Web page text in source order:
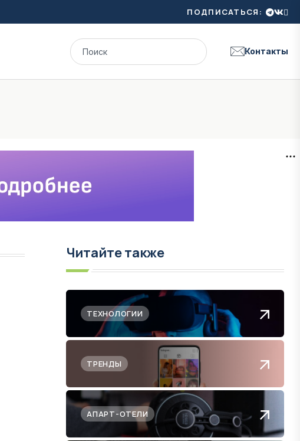
ПОДПИСАТЬСЯ:
Контакты
Читайте также
ТЕХНОЛОГИИ
ТРЕНДЫ
АПАРТ-ОТЕЛИ